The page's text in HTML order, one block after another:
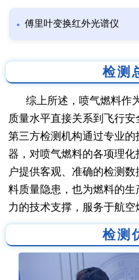
傅里叶变换红外光谱仪
检测
综上所述，喷气燃料作
质量水平直接关系到飞行安
第三方检测机构通过专业
器，对喷气燃料的各项理
户提供客观、准确的检测
料质量隐患，也为燃料的
力的技术支撑，服务于航空
检测